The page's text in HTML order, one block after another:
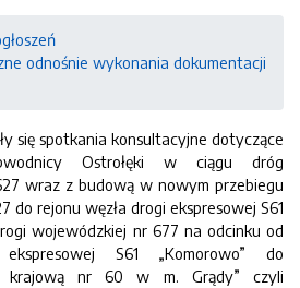
odnośnie wykonania dokumentacji
się spotkania konsultacyjne dotyczące
Ostrołęki w ciągu dróg
wraz z budową w nowym przebiegu
do rejonu węzła drogi ekspresowej S61
wojewódzkiej nr 677 na odcinku od
S61 „Komorowo” do
krajową nr 60 w m. Grądy” czyli